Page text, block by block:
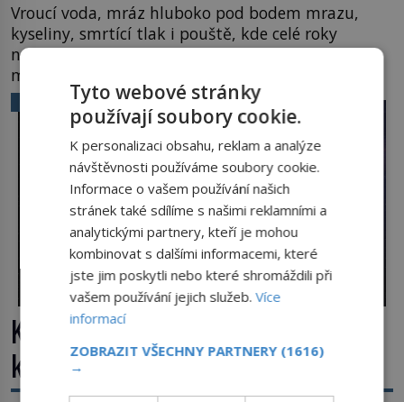
Vroucí voda, mráz hluboko pod bodem mrazu,
kyseliny, smrtící tlak i pouště, kde celé roky
nespadne jediná kapka deště. Na první pohled
místa, kde nemůže existovat vůbec nic. Přesto
právě tady vědci objevují organismy, které
posouvají hranice života. Každý nový nález mění
naše představy o tom, co všechno dokáže příroda a
napovídá, kde bychom jednou […]
VĚDA A TECHNIKA
Kosmická hádanka: Jaká je největší
kometa ve známém vesmíru?
Tyto webové stránky
používají soubory cookie.
K personalizaci obsahu, reklam a analýze
návštěvnosti používáme soubory cookie.
Informace o vašem používání našich
stránek také sdílíme s našimi reklamními a
analytickými partnery, kteří je mohou
kombinovat s dalšími informacemi, které
jste jim poskytli nebo které shromáždili při
vašem používání jejich služeb.Více
informací
ZOBRAZIT VŠECHNY PARTNERY (1616)
→